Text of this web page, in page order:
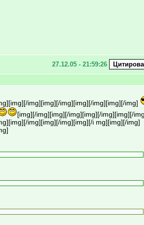
27.12.05 - 21:59:26
img][img][/img][img][/img][img][/img]
[img][/img][img][/img][img][/img][img][/
img][img][/img][img][/i mg][img][/img]